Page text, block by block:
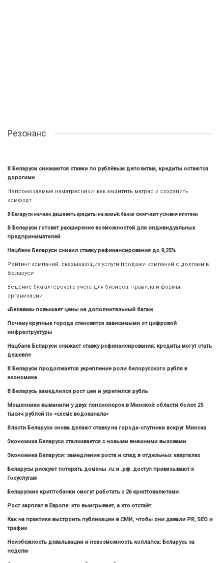
Резонанс
В Беларуси снижаются ставки по рублёвым депозитам, кредиты остаются
дорогими
Непромокаемые наматрасники: как защитить матрас и сохранить
комфорт
В Беларуси начали дешеветь кредиты на жильё: банки смягчают условия ипотеки
В Беларуси готовят расширение возможностей для индивидуальных
предпринимателей
Нацбанк Беларуси снизил ставку рефинансирования до 9,25%
Рейтинг компаний, оказывающих услуги продажи компаний с долгами в
Беларуси
Ведение бухгалтерского учета для бизнеса: правила и формы
организации
«Белавиа» повышает цены на дополнительный багаж
Почему крупные города становятся зависимыми от цифровой
инфраструктуры
Нацбанк Беларуси снижает ставку рефинансирования: кредиты могут стать
дешевле
В Беларуси продолжается укрепление роли белорусского рубля в
экономике
В Беларусь замедлился рост цен и укрепился рубль
Мошенники выманили у двух пенсионерок в Минской области более 25
тысяч рублей по «схеме водоканала»
Власти Беларуси снова делают ставку на города-спутники вокруг Минска
Экономика Беларуси сталкивается с новыми внешними вызовами
Экономика Беларуси: замедление роста и спад в отдельных кварталах
Беларусы рискуют потерять домены .ru и .рф: доступ привязывают к
Госуслугам
Беларуские криптобанки смогут работать с 26 криптовалютами
Рост зарплат в Европе: кто выигрывает, а кто отстаёт
Как на практике выстроить публикации в СМИ, чтобы они давали PR, SEO и
трафик
Неизбежность девальвации и невозможность коллапса: Беларусь за
неделю